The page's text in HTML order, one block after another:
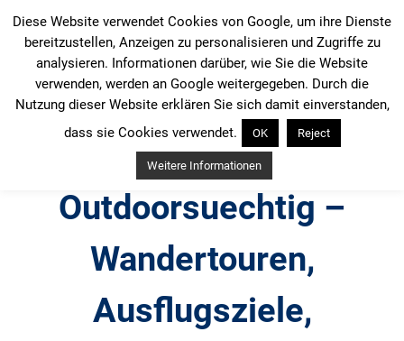
Inhalt
springen
Outdoorsuechtig –
Wandertouren,
Ausflugsziele,
Diese Website verwendet Cookies von Google, um ihre Dienste
bereitzustellen, Anzeigen zu personalisieren und Zugriffe zu
analysieren. Informationen darüber, wie Sie die Website
verwenden, werden an Google weitergegeben. Durch die
Nutzung dieser Website erklären Sie sich damit einverstanden,
dass sie Cookies verwendet.
OK Reject
Weitere Informationen